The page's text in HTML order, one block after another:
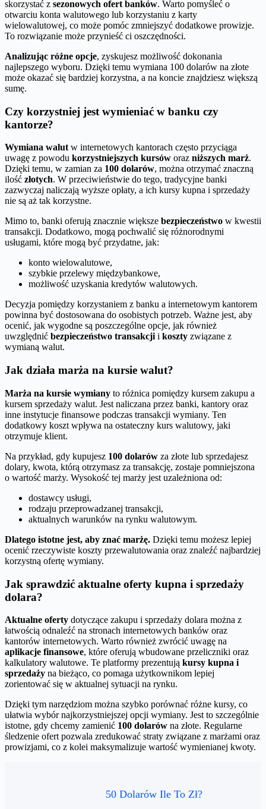
skorzystać z sezonowych ofert banków. Warto pomyśleć o
otwarciu konta walutowego lub korzystaniu z karty
wielowalutowej, co może pomóc zmniejszyć dodatkowe prowizje.
To rozwiązanie może przynieść ci oszczędności.
Analizując różne opcje, zyskujesz możliwość dokonania
najlepszego wyboru. Dzięki temu wymiana 100 dolarów na złote
może okazać się bardziej korzystna, a na koncie znajdziesz większą
sumę.
Czy korzystniej jest wymieniać w banku czy
kantorze?
Wymiana walut w internetowych kantorach często przyciąga
uwagę z powodu korzystniejszych kursów oraz niższych marż.
Dzięki temu, w zamian za 100 dolarów, można otrzymać znaczną
ilość złotych. W przeciwieństwie do tego, tradycyjne banki
zazwyczaj naliczają wyższe opłaty, a ich kursy kupna i sprzedaży
nie są aż tak korzystne.
Mimo to, banki oferują znacznie większe bezpieczeństwo w kwestii
transakcji. Dodatkowo, mogą pochwalić się różnorodnymi
usługami, które mogą być przydatne, jak:
konto wielowalutowe,
szybkie przelewy międzybankowe,
możliwość uzyskania kredytów walutowych.
Decyzja pomiędzy korzystaniem z banku a internetowym kantorem
powinna być dostosowana do osobistych potrzeb. Ważne jest, aby
ocenić, jak wygodne są poszczególne opcje, jak również
uwzględnić bezpieczeństwo transakcji i koszty związane z
wymianą walut.
Jak działa marża na kursie walut?
Marża na kursie wymiany to różnica pomiędzy kursem zakupu a
kursem sprzedaży walut. Jest naliczana przez banki, kantory oraz
inne instytucje finansowe podczas transakcji wymiany. Ten
dodatkowy koszt wpływa na ostateczny kurs walutowy, jaki
otrzymuje klient.
Na przykład, gdy kupujesz 100 dolarów za złote lub sprzedajesz
dolary, kwota, którą otrzymasz za transakcję, zostaje pomniejszona
o wartość marży. Wysokość tej marży jest uzależniona od:
dostawcy usługi,
rodzaju przeprowadzanej transakcji,
aktualnych warunków na rynku walutowym.
Dlatego istotne jest, aby znać marżę. Dzięki temu możesz lepiej
ocenić rzeczywiste koszty przewalutowania oraz znaleźć najbardziej
korzystną ofertę wymiany.
Jak sprawdzić aktualne oferty kupna i sprzedaży
dolara?
Aktualne oferty dotyczące zakupu i sprzedaży dolara można z
łatwością odnaleźć na stronach internetowych banków oraz
kantorów internetowych. Warto również zwrócić uwagę na
aplikacje finansowe, które oferują wbudowane przeliczniki oraz
kalkulatory walutowe. Te platformy prezentują kursy kupna i
sprzedaży na bieżąco, co pomaga użytkownikom lepiej
zorientować się w aktualnej sytuacji na rynku.
Dzięki tym narzędziom można szybko porównać różne kursy, co
ułatwia wybór najkorzystniejszej opcji wymiany. Jest to szczególnie
istotne, gdy chcemy zamienić 100 dolarów na złote. Regularne
śledzenie ofert pozwala zredukować straty związane z marżami oraz
prowizjami, co z kolei maksymalizuje wartość wymienianej kwoty.
50 Dolarów Ile To Zł?